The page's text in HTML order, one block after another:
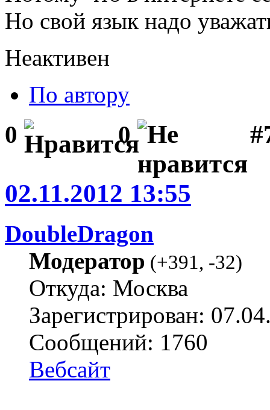
Но свой язык надо
Неактивен
По автору
0 0
02.11.2012 13:55
DoubleDragon
Модератор (+391, -32)
Откуда: Москва
Зарегистрирован:
Сообщений: 1760
Вебсайт